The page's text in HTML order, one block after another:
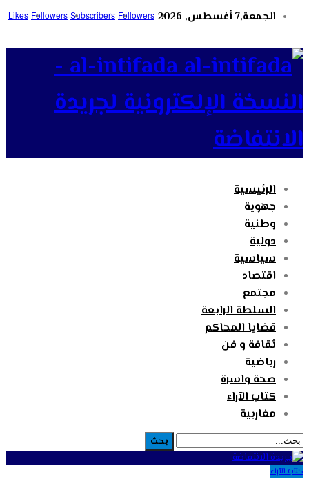
Likes Followers Subscribers Followers الجمعة,7 أغسطس, 2026
al-intifada -
النسخة الإلكترونية لجريدة
الانتفاضة
الرئيسية
جهوية
وطنية
دولية
سياسية
اقتصاد
مجتمع
السلطة الرابعة
قضايا المحاكم
ثقافة و فن
رياضية
صحة واسرة
كتاب الآراء
مغاربية
كتاب الآراء